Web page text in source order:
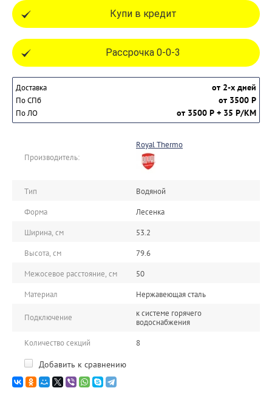
Купи в кредит
Рассрочка 0-0-3
Доставка от 2-х дней
По СПб от 3500 Р
По ЛО от 3500 Р + 35 Р/КМ
Производитель:
Royal Thermo
Тип
Водяной
Форма
Лесенка
Ширина, см
53.2
Высота, см
79.6
Межосевое расстояние, см
50
Материал
Нержавеющая сталь
Подключение
к системе горячего
водоснабжения
Количество секций
8
Добавить к сравнению